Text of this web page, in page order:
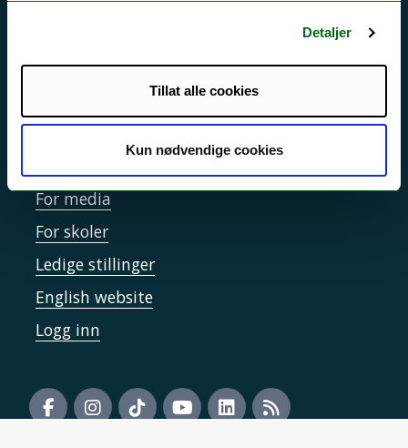
Detaljer
Tillat alle cookies
Kun nødvendige cookies
Sikkerhet, beredskap og personvern
Tilgjengelighetserklæring
For media
For skoler
Ledige stillinger
English website
Logg inn